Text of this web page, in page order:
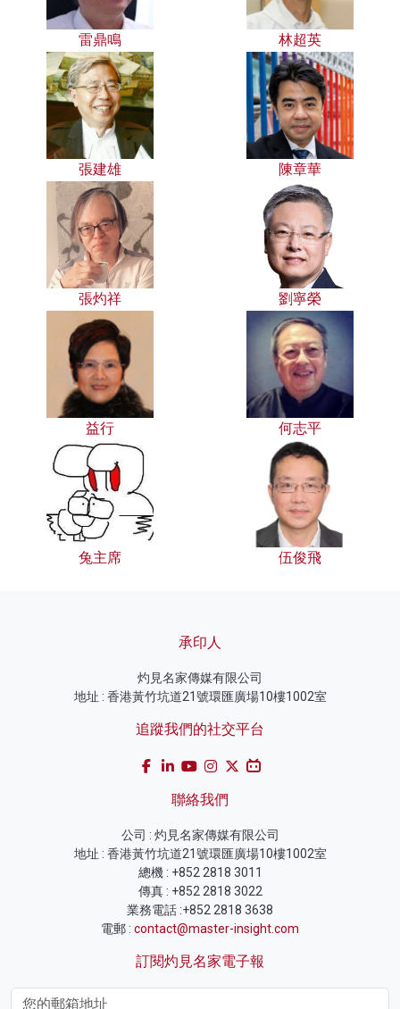
雷鼎鳴 林超英
張建雄 陳章華
張灼祥 劉寧榮
益行 何志平
兔主席 伍俊飛
承印人
灼見名家傳媒有限公司
地址 : 香港黃竹坑道21號環匯廣場10樓1002室
追蹤我們的社交平台
聯絡我們
公司 : 灼見名家傳媒有限公司
地址 : 香港黃竹坑道21號環匯廣場10樓1002室
總機 : +852 2818 3011
傳真 : +852 2818 3022
業務電話 :+852 2818 3638
電郵 : contact@master-insight.com
訂閱灼見名家電子報